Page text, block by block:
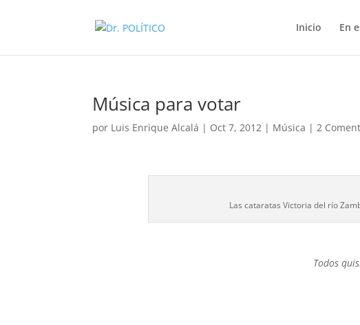
Inicio En
Música para votar
por Luis Enrique Alcalá | Oct 7, 2012 | Música |2
Las cataratas Victoria del río
Todos